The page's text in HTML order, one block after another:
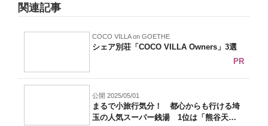
関連記事
COCO VILLA on GOETHE
シェア別荘「COCO VILLA Owners」3選
PR
公開 2025/05/01
まるで小旅行気分！ 都心からも行ける埼
玉の人気スーパー銭湯 1位は「熊谷天然